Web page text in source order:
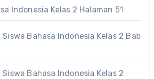
Indonesia Kelas 2 Halaman 51
Bahasa Indonesia Kelas 2 Bab
Bahasa Indonesia Kelas 2